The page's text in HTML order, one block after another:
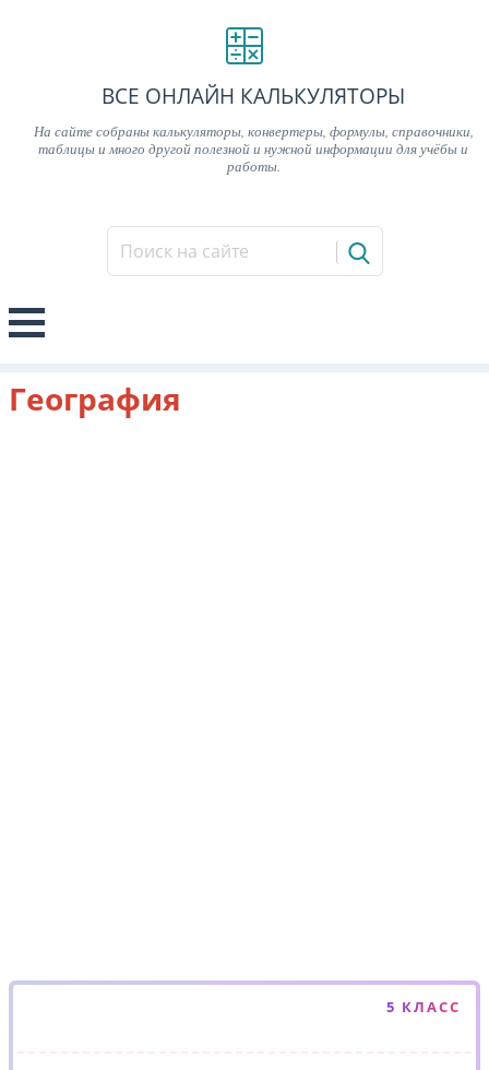
ВСЕ ОНЛАЙН КАЛЬКУЛЯТОРЫ
На сайте собраны калькуляторы, конвертеры, формулы, справочники,
таблицы и много другой полезной и нужной информации для учёбы и
работы.
География
5 КЛАСС